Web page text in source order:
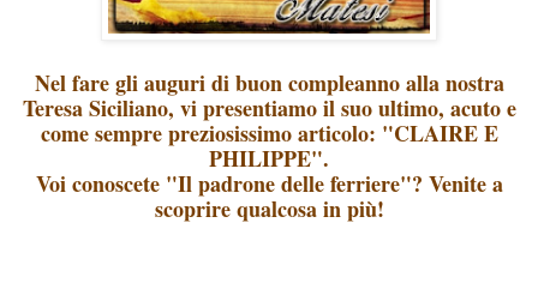
Nel fare gli auguri di buon compleanno alla nostra
Teresa Siciliano, vi presentiamo il suo ultimo, acuto e
come sempre preziosissimo articolo: "CLAIRE E
PHILIPPE".
Voi conoscete "Il padrone delle ferriere"? Venite a
scoprire qualcosa in più!